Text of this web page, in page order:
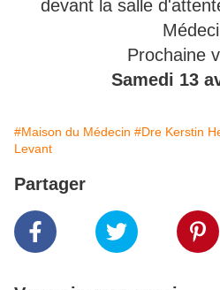
devant la salle
Prochaine
Samedi 13
#Maison du Médecin #Dre Kerstin
Levant
Partager